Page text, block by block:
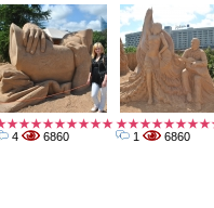
4 6860 1 6860